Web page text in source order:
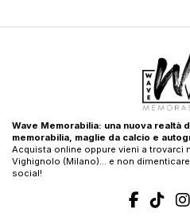
Wave Memorabilia: una nuova realtà
memorabilia, maglie da calcio e
Acquista online oppure vieni a trovarci
Vighignolo (Milano)… e non
social!